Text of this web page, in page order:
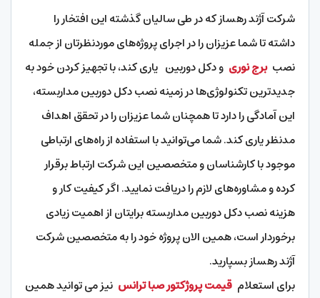
شرکت آژند رهساز که در طی سالیان گذشته این افتخار را
داشته تا شما عزیزان را در اجرای پروژه‌های موردنظرتان از جمله
نصببرج نوری و دکل دوربین یاری کند، با تجهیز کردن خود به
جدیدترین تکنولوژی‌ها در زمینه نصب دکل دوربین مداربسته،
این آمادگی را دارد تا همچنان شما عزیزان را در تحقق اهداف
مدنظر یاری کند. شما می‌توانید با استفاده از راه‌های ارتباطی
موجود با کارشناسان و متخصصین این شرکت ارتباط برقرار
کرده و مشاوره‌های لازم را دریافت نمایید. اگر کیفیت کار و
هزینه نصب دکل دوربین مداربسته برایتان از اهمیت زیادی
برخوردار است، همین الان پروژه خود را به متخصصین شرکت
آژند رهساز بسپارید.
برای استعلام قیمت پروژکتور صبا ترانس نیز می توانید همین